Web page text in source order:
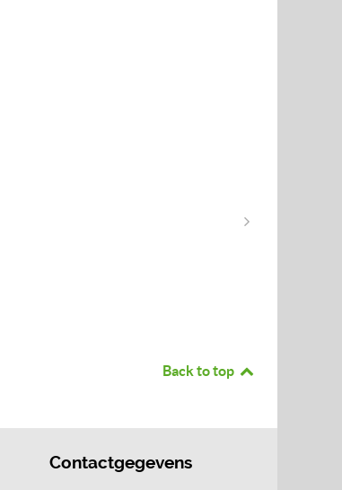
Back to top
Contactgegevens